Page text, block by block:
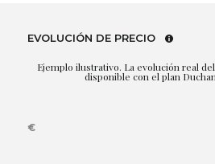
EVOLUCIÓN DE PRECIO
Ejemplo ilustrativo. La evolución real
disponible con el plan